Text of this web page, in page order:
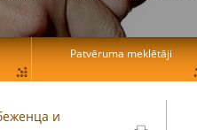
и
Patvēruma meklētāji